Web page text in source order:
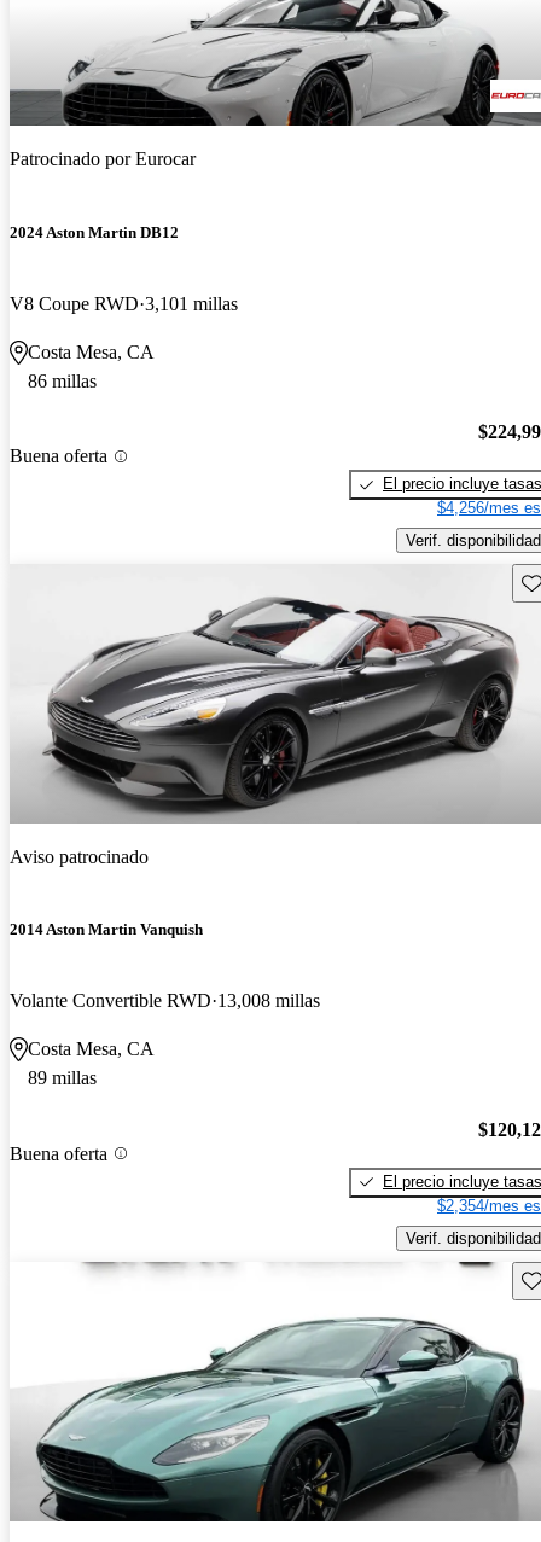
Patrocinado porEurocar
2024 Aston Martin DB12
V8 Coupe RWD 3,101 millas
Costa Mesa, CA
86 millas
Buena oferta
El precio incluye tasas
$4,256/mes
Verif. disponibilidad
Aviso patrocinado
2014 Aston Martin Vanquish
Volante Convertible RWD 13,008 millas
Costa Mesa, CA
89 millas
Buena oferta
El precio incluye tasas
$2,354/mes
Verif. disponibilidad